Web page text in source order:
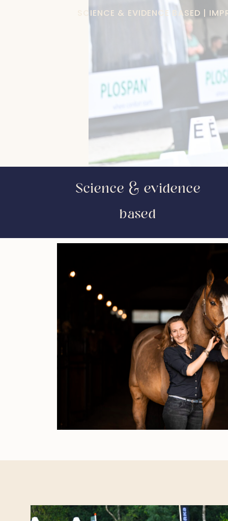
SCIENCE & EVIDENCE BASED |
Science & evidence
based